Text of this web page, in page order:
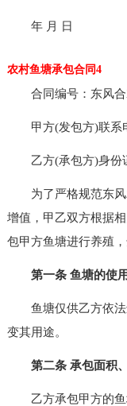
年 月 日
农村鱼塘承包合同4
合同编号：东风
甲方(发包方)联系
乙方(承包方)身份证
为了严格规范东风
增值，甲乙双方根据
包甲方鱼塘进行养殖，
第一条 鱼塘的使
鱼塘仅供乙方依法
变其用途。
第二条 承包面积
乙方承包甲方的鱼